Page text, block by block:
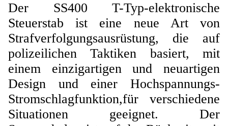
Der SS400 T-Typ-elektronische
Steuerstab ist eine neue Art von
Strafverfolgungsausrüstung, die auf
polizeilichen Taktiken basiert, mit
einem einzigartigen und neuartigen
Design und einer Hochspannungs-
Stromschlagfunktion,für verschiedene
Situationen geeignet. Der